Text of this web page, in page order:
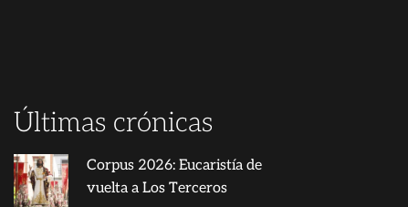
Últimas crónicas
Corpus 2026: Eucaristía de
vuelta a Los Terceros